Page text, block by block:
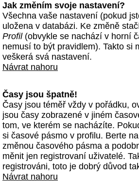
Jak změním svoje nastavení?
Všechna vaše nastavení (pokud
uložena v databázi. Ke změně
Profil(obvykle se nachází v horní
nemusí to být pravidlem). Takto si
veškerá svá nastavení.
Návrat nahoru
Časy jsou špatně!
Časy jsou téměř vždy v pořádku,
jsou časy zobrazené v jiném
tom, ve kterém se nacházíte.
si časové pásmo v profilu. Berte
změnou časového pásma a
měnit jen registrovaní uživatelé.
registrováni, toto je dobrý důvod
Návrat nahoru